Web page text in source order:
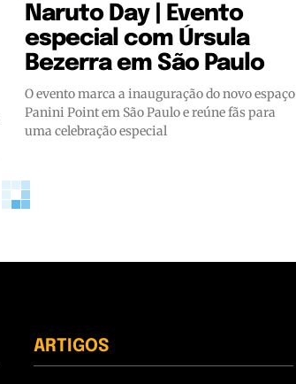
Naruto Day | Evento
especial com Úrsula
Bezerra em São Paulo
O evento marca a inauguração do novo espaço
Panini Point em São Paulo e reúne fãs para
uma celebração especial
ARTIGOS